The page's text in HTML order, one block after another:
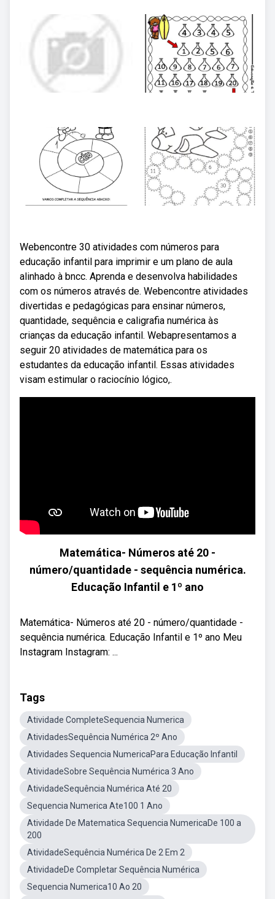
Webencontre 30 atividades com números para
educação infantil para imprimir e um plano de aula
alinhado à bncc. Aprenda e desenvolva habilidades
com os números através de. Webencontre atividades
divertidas e pedagógicas para ensinar números,
quantidade, sequência e caligrafia numérica às
crianças da educação infantil. Webapresentamos a
seguir 20 atividades de matemática para os
estudantes da educação infantil. Essas atividades
visam estimular o raciocínio lógico,.
Matemática- Números até 20 -
número/quantidade - sequência numérica.
Educação Infantil e 1º ano
Matemática- Números até 20 - número/quantidade -
sequência numérica. Educação Infantil e 1º ano Meu
Instagram Instagram: ...
Tags
Atividade CompleteSequencia Numerica
AtividadesSequência Numérica 2º Ano
Atividades Sequencia NumericaPara Educação Infantil
AtividadeSobre Sequência Numérica 3 Ano
AtividadeSequência Numérica Até 20
Sequencia Numerica Ate100 1 Ano
Atividade De Matematica Sequencia NumericaDe 100 a
200
AtividadeSequência Numérica De 2 Em 2
AtividadeDe Completar Sequência Numérica
Sequencia Numerica10 Ao 20